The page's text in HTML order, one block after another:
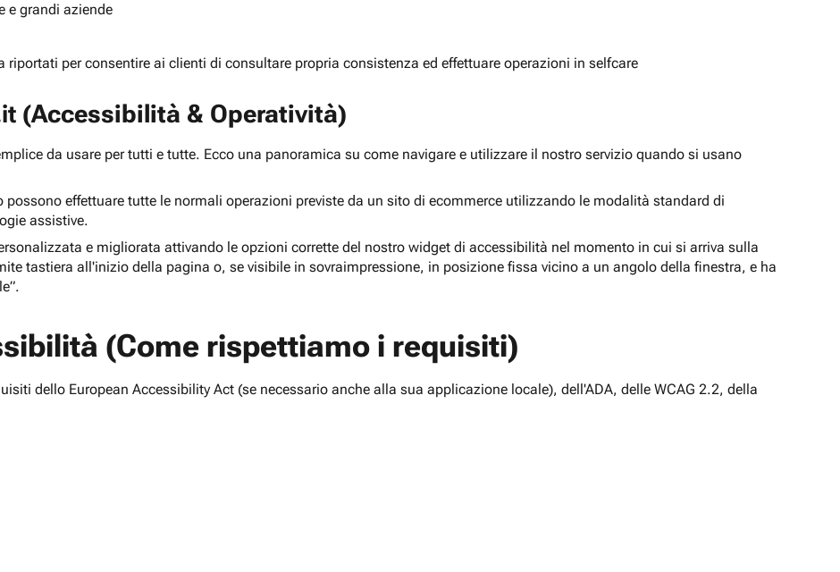
e grandi aziende
per consentire ai clienti di consultare propria consistenza ed effettuare operazioni in selfcare
(Accessibilità & Operatività)
da usare per tutti e tutte. Ecco una panoramica su come navigare e utilizzare il nostro servizio quando si usano
effettuare tutte le normali operazioni previste da un sito di ecommerce utilizzando le modalità standard di
assistive.
e migliorata attivando le opzioni corrette del nostro widget di accessibilità nel momento in cui si arriva sulla
tastiera all'inizio della pagina o, se visibile in sovraimpressione, in posizione fissa vicino a un angolo della finestra, e ha
(Come rispettiamo i requisiti)
dello European Accessibility Act (se necessario anche alla sua applicazione locale), dell'ADA, delle WCAG 2.2, della